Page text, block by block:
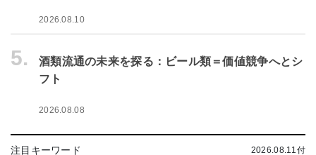
2026.08.10
5.
酒類流通の未来を探る：ビール類＝価値競争へとシ
フト
2026.08.08
注目キーワード 2026.08.11付